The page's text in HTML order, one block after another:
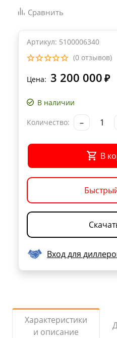
Сравнить
Артикул: 5100006340
(0 отзывов)
Цена: 3 200 000 ₽
В наличии
Количество: –
В
Вход для
Характеристики
и описание